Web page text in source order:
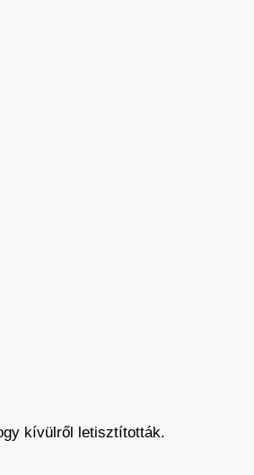
kívülről letisztították.